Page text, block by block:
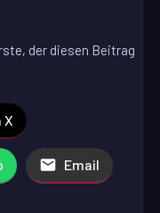
der diesen Beitrag
X
Email